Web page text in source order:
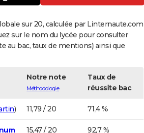
sur 20, calculée par Linternaute.com
sur le nom du lycée pour consulter
au bac, taux de mentions) ainsi que
Notre note
Méthodologie
Taux de
réussite bac
) 11,79 / 20 71,4 %
15,47 / 20 92,7 %